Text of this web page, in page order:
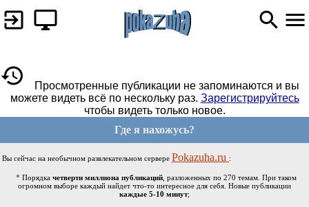
Просмотренные публикации не запоминаются и вы
можете видеть всё по нескольку раз. Зарегистрируйтесь
чтобы видеть только новое.
Где я нахожусь?
Вы сейчас на необычном развлекательном сервере Pokazuha.ru :
Порядка четверти миллиона публикаций, разложенных по 270 темам. При таком
огромном выборе каждый найдет что-то интересное для себя. Новые публикации
каждые 5-10 минут;